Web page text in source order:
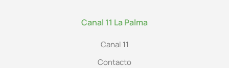
Canal 11 La Palma
Canal 11
Contacto